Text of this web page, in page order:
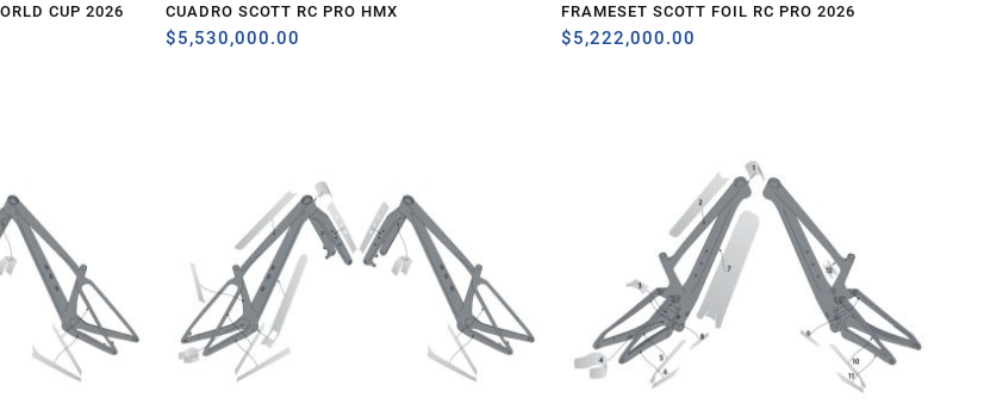
CUP 2026 CUADRO SCOTT RC PRO HMX
$5,530,000.00
FRAMESET SCOTT FOIL RC PRO 2026
$5,222,000.00